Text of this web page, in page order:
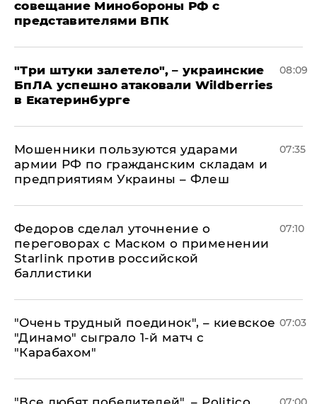
совещание Минобороны РФ с
представителями ВПК
"Три штуки залетело", – украинские
БпЛА успешно атаковали Wildberries
в Екатеринбурге
08:09
Мошенники пользуются ударами
армии РФ по гражданским складам и
предприятиям Украины – Флеш
07:35
Федоров сделал уточнение о
переговорах с Маском о применении
Starlink против российской
баллистики
07:10
"Очень трудный поединок", – киевское
"Динамо" сыграло 1-й матч с
"Карабахом"
07:03